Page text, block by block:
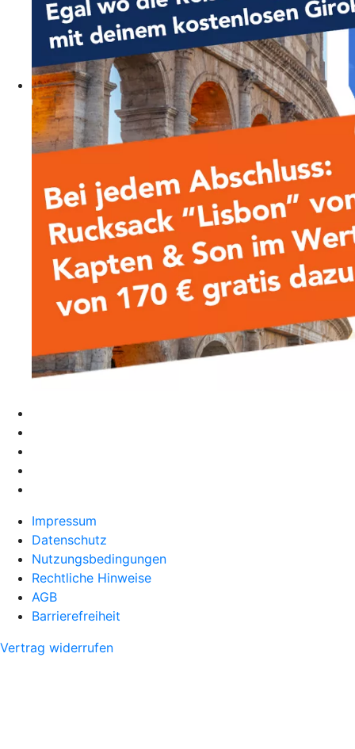
Impressum
Datenschutz
Nutzungsbedingungen
Rechtliche Hinweise
AGB
Barrierefreiheit
Vertrag widerrufen